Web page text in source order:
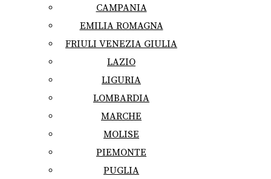
CAMPANIA
EMILIA ROMAGNA
FRIULI VENEZIA GIULIA
LAZIO
LIGURIA
LOMBARDIA
MARCHE
MOLISE
PIEMONTE
PUGLIA